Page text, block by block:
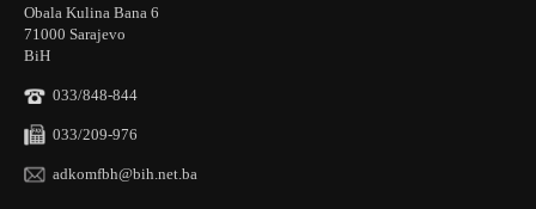
Obala Kulina Bana 6
71000 Sarajevo
BiH
033/848-844
033/209-976
adkomfbh@bih.net.ba